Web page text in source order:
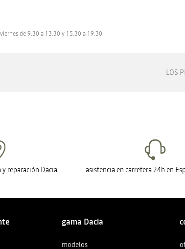
de 9:30 a 13:30 y 15:30 a 19:30.
LOS
reparación Dacia asistencia en carretera 24h en
gama Dacia
modelos